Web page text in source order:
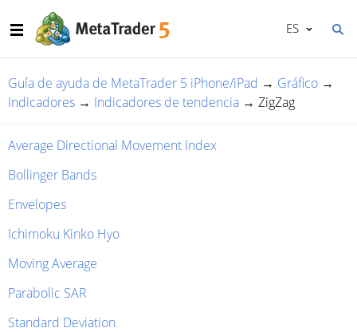
ES
Guía de ayuda de MetaTrader 5 iPhone/iPad → Gráfico →
Indicadores → Indicadores de tendencia → ZigZag
Average Directional Movement Index
Bollinger Bands
Envelopes
Ichimoku Kinko Hyo
Moving Average
Parabolic SAR
Standard Deviation